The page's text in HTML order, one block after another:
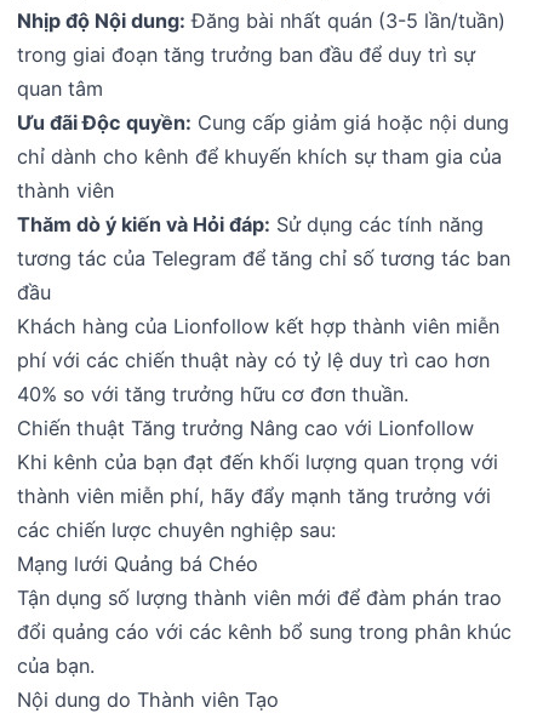
Nhịp độ Nội dung: Đăng bài nhất quán (3-5 lần/tuần)
trong giai đoạn tăng trưởng ban đầu để duy trì sự
quan tâm
Ưu đãi Độc quyền: Cung cấp giảm giá hoặc nội dung
chỉ dành cho kênh để khuyến khích sự tham gia của
thành viên
Thăm dò ý kiến và Hỏi đáp: Sử dụng các tính năng
tương tác của Telegram để tăng chỉ số tương tác ban
đầu
Khách hàng của Lionfollow kết hợp thành viên miễn
phí với các chiến thuật này có tỷ lệ duy trì cao hơn
40% so với tăng trưởng hữu cơ đơn thuần.
Chiến thuật Tăng trưởng Nâng cao với Lionfollow
Khi kênh của bạn đạt đến khối lượng quan trọng với
thành viên miễn phí, hãy đẩy mạnh tăng trưởng với
các chiến lược chuyên nghiệp sau:
Mạng lưới Quảng bá Chéo
Tận dụng số lượng thành viên mới để đàm phán trao
đổi quảng cáo với các kênh bổ sung trong phân khúc
của bạn.
Nội dung do Thành viên Tạo